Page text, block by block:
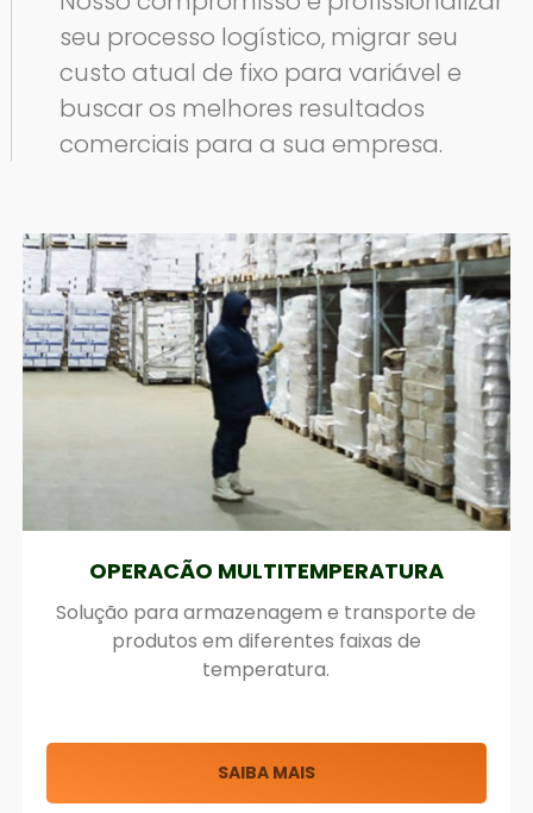
seu processo logístico, migrar seu
custo atual de fixo para variável e
buscar os melhores resultados
comerciais para a sua empresa.
e transporte de
diferentes faixas de
Soluções
otimizando o